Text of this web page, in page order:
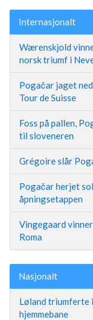
Internasjonalt
Wærenskjold
norsk triumf i
Pogačar jaget
Tour de Suisse
Foss på pallen,
til sloveneren
Grégoire slår
Pogačar herjet
åpningsetappen
Vingegaard
Roma
Nasjonalt
Løland triumferte
hjemmebane